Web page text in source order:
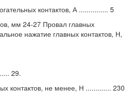
контактов, А ............... 5
мм 24-27 Провал главных
нажатие главных контактов, Н,
29.
контактов, не менее, Н ............. 230